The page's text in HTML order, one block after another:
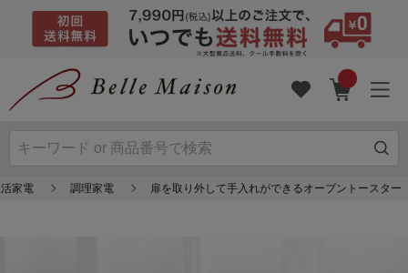
家電 調理家電 扉を取り外して手入れができるオーブントースター